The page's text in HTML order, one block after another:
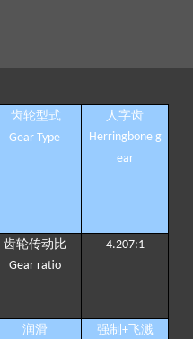
齿轮型式
Gear Type
人字齿
Herringbone g
ear
齿轮传动比
Gear ratio
4.207:1
润滑
强制 +飞溅